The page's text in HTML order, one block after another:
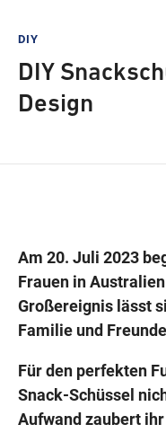
DIY
DIY
Design
Am 20. Juli 2023
Frauen in
Großereignis lässt
Familie und
Für den perfekten
Snack-Schüssel
Aufwand zaubert